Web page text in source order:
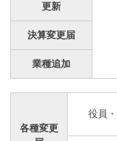
更新
決算変更届
業種追加
各種変更
役員